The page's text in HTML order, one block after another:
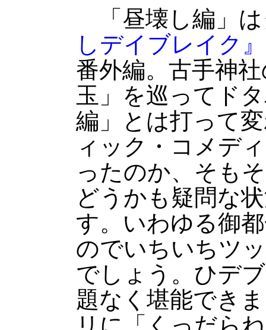
「昼壊し編」
しデイブレイク』
番外編。古手神
玉」を巡ってド
編」とは打って
ィック・コメデ
ったのか、そも
どうかも疑問な
す。いわゆる御
のでいちいちツ
でしょう。ひデ
題なく堪能でき